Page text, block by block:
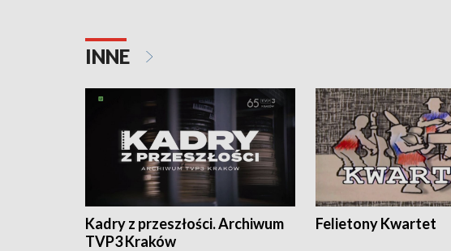
INNE
Kadry z przeszłości. Archiwum
TVP3 Kraków
Felietony Kwartet